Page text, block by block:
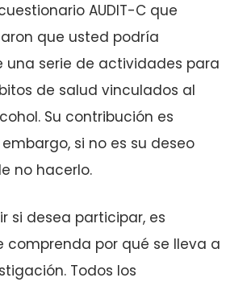
AUDIT-C que
que usted podría
una serie de actividades para
de salud vinculados al
Su contribución es
si no es su deseo
no hacerlo.
si desea participar, es
comprenda por qué se lleva a
Todos los